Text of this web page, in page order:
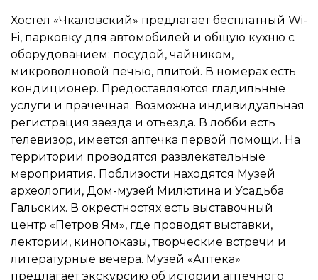
Хостел «Чкаловский» предлагает бесплатный Wi-
Fi, парковку для автомобилей и общую кухню с
оборудованием: посудой, чайником,
микроволновой печью, плитой. В номерах есть
кондиционер. Предоставляются гладильные
услуги и прачечная. Возможна индивидуальная
регистрация заезда и отъезда. В лобби есть
телевизор, имеется аптечка первой помощи. На
территории проводятся развлекательные
мероприятия. Поблизости находятся Музей
археологии, Дом-музей Милютина и Усадьба
Гальских. В окрестностях есть выставочный
центр «Петров Ям», где проводят выставки,
лектории, кинопоказы, творческие встречи и
литературные вечера. Музей «Аптека»
предлагает экскурсию об истории аптечного